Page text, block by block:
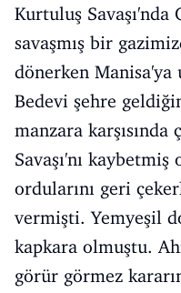
Kurtuluş Savaşı'nda
savaşmış bir
dönerken Manisa'ya
Bedevi şehre
manzara
Savaşı'nı
ordularını geri
vermişti. Yemyeşil
kapkara olmuştu.
görür görmez